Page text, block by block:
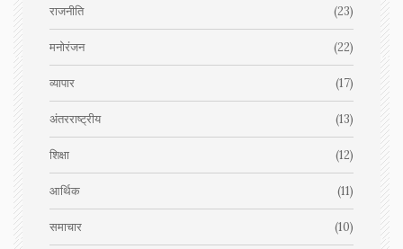
राजनीति (23)
मनोरंजन (22)
व्यापार (17)
अंतरराष्ट्रीय (13)
शिक्षा (12)
आर्थिक (11)
समाचार (10)